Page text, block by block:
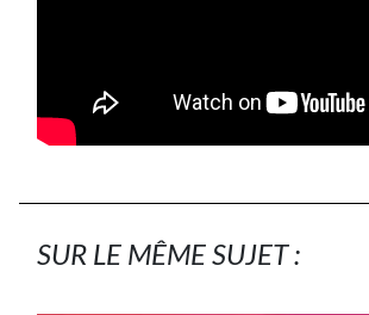
SUR LE MÊME SUJET :